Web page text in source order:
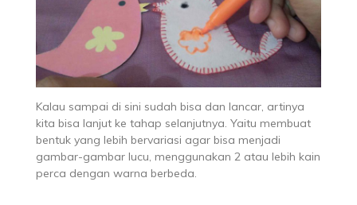
Kalau sampai di sini sudah bisa dan lancar, artinya
kita bisa lanjut ke tahap selanjutnya. Yaitu membuat
bentuk yang lebih bervariasi agar bisa menjadi
gambar-gambar lucu, menggunakan 2 atau lebih kain
perca dengan warna berbeda.